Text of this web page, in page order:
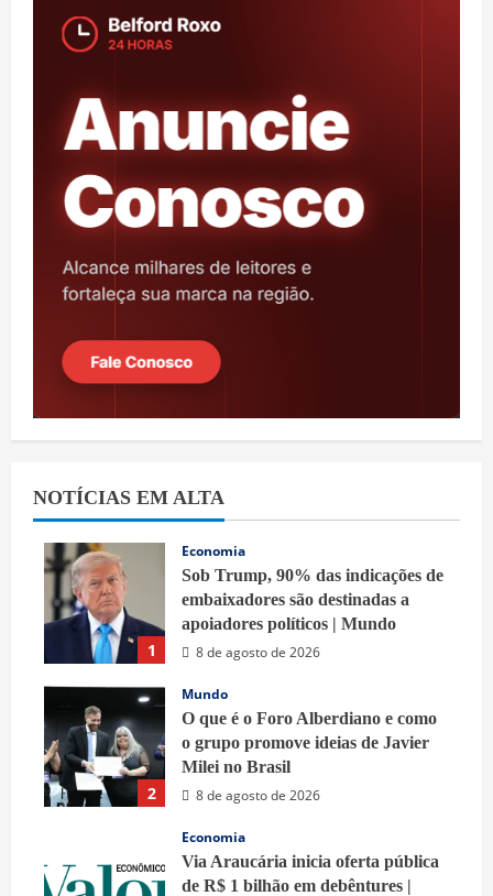
NOTÍCIAS EM ALTA
1
Economia
Sob Trump, 90% das indicações de
embaixadores são destinadas a
apoiadores políticos | Mundo
8 de agosto de 2026
2
Mundo
O que é o Foro Alberdiano e como
o grupo promove ideias de Javier
Milei no Brasil
8 de agosto de 2026
Economia
Via Araucária inicia oferta pública
de R$ 1 bilhão em debêntures |